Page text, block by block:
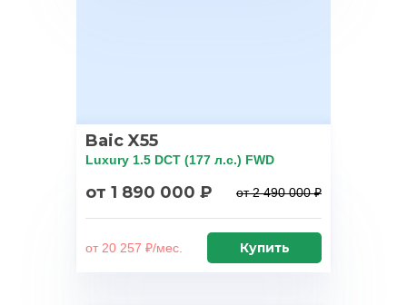
Baic X55
Luxury 1.5 DCT (177 л.с.) FWD
от 1 890 000 ₽ от 2 490 000 ₽
от 20 257 ₽/мес. Купить